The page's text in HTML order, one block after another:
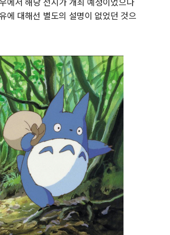
파 기세 꺾이나…고용 감소에 9월 동결 전망 우세
슬람 수니파 3국, '공동방위협정' 체결… 이스라엘·이
에 대해선 별도의 설명이 없었던 것으